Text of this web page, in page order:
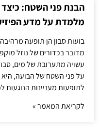
הבנת פני השטח: כיצד
מלמדת על מדע
בועות סבון הן תופעה
מדובר בכדורים של נוזל
עשויה מתערובת של מים,
על פני השטח של הבועה,
לתופעות מעניינות הנוגעות
לקריאת המאמר »